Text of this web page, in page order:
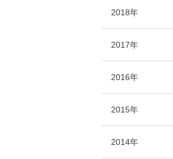
2018年
2017年
2016年
2015年
2014年